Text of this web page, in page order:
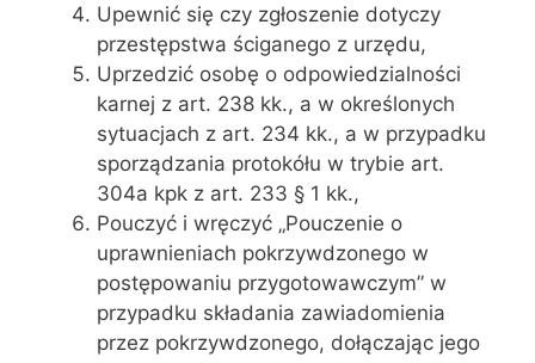
Upewnić się czy zgłoszenie dotyczy
przestępstwa ściganego z urzędu,
Uprzedzić osobę o odpowiedzialności
karnej z art. 238 kk., a w określonych
sytuacjach z art. 234 kk., a w przypadku
sporządzania protokółu w trybie art.
304a kpk z art. 233 § 1 kk.,
Pouczyć i wręczyć „Pouczenie o
uprawnieniach pokrzywdzonego w
postępowaniu przygotowawczym” w
przypadku składania zawiadomienia
przez pokrzywdzonego, dołączając jego